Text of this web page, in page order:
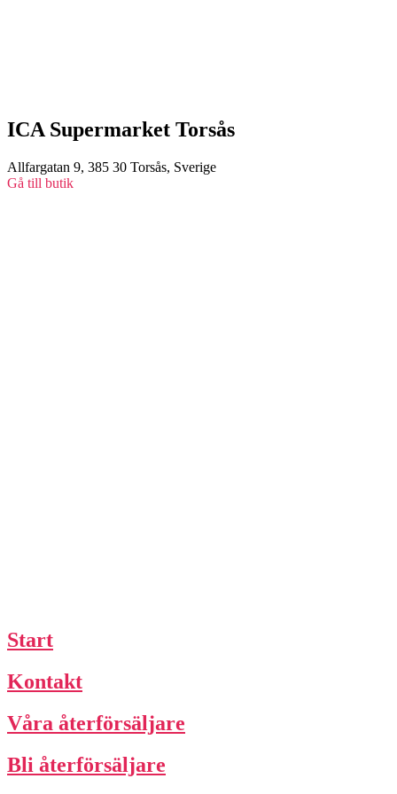
ICA Supermarket Torsås
Allfargatan 9, 385 30 Torsås, Sverige
Gå till butik
Start
Kontakt
Våra återförsäljare
Bli återförsäljare